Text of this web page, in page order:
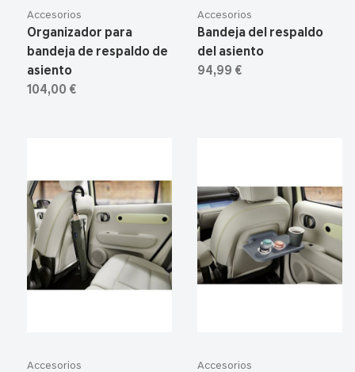
Accesorios
Organizador para
bandeja de respaldo de
asiento
104,00 €
Accesorios
Bandeja del respaldo
del asiento
94,99 €
Accesorios Accesorios